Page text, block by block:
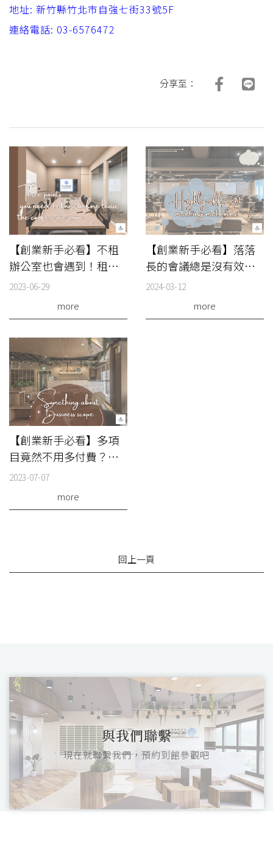
地址: 新竹縣竹北市自強七街33號5F
連絡電話: 03-6576472
分享至：
【創業新手必看】不租
辦公室也會遇到！租借
場地先注意這些事，當
2023-06-29
more
【創業新手必看】落落
長的會議總是沒有效
果？來看看讓開會效率
不再討厭開會！
2024-03-12
more
【創業新手必看】多項
目竟然不用多付費？營
業登記項目雷點有這
好！
2023-07-07
more
回上一頁
與我們聯繫
現在就聯繫我們，預約到館參觀吧